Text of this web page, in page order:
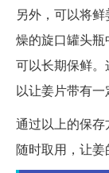
另外，可以将
燥的旋口罐头瓶
可以长期保鲜
以让姜片带有一
通过以上的保
随时取用，让姜